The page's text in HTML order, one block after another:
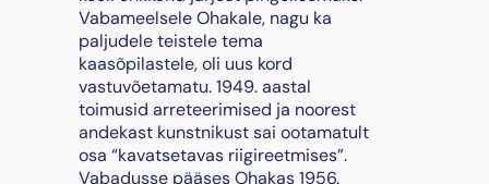
Vabameelsele Ohakale, nagu ka
paljudele teistele tema
kaasõpilastele, oli uus kord
vastuvõetamatu. 1949. aastal
toimusid arreteerimised ja noorest
andekast kunstnikust sai ootamatult
osa “kavatsetavas riigireetmises”.
Vabadusse pääses Ohakas 1956.